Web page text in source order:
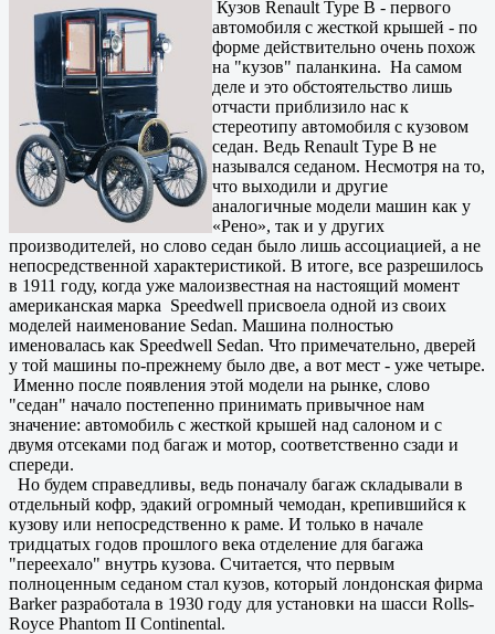
Кузов Renault Type B - первого
автомобиля с жесткой крышей - по
форме действительно очень похож
на "кузов" паланкина. На самом
деле и это обстоятельство лишь
отчасти приблизило нас к
стереотипу автомобиля с кузовом
седан. Ведь Renault Type B не
назывался седаном. Несмотря на то,
что выходили и другие
аналогичные модели машин как у
«Рено», так и у других
производителей, но слово седан было лишь ассоциацией, а не
непосредственной характеристикой. В итоге, все разрешилось
в 1911 году, когда уже малоизвестная на настоящий момент
американская марка Speedwell присвоела одной из своих
моделей наименование Sedan. Машина полностью
именовалась как Speedwell Sedan. Что примечательно, дверей
у той машины по-прежнему было две, а вот мест - уже четыре.
Именно после появления этой модели на рынке, слово
"седан" начало постепенно принимать привычное нам
значение: автомобиль с жесткой крышей над салоном и с
двумя отсеками под багаж и мотор, соответственно сзади и
спереди.
Но будем справедливы, ведь поначалу багаж складывали в
отдельный кофр, эдакий огромный чемодан, крепившийся к
кузову или непосредственно к раме. И только в начале
тридцатых годов прошлого века отделение для багажа
"переехало" внутрь кузова. Считается, что первым
полноценным седаном стал кузов, который лондонская фирма
Barker разработала в 1930 году для установки на шасси Rolls-
Royce Phantom II Continental.